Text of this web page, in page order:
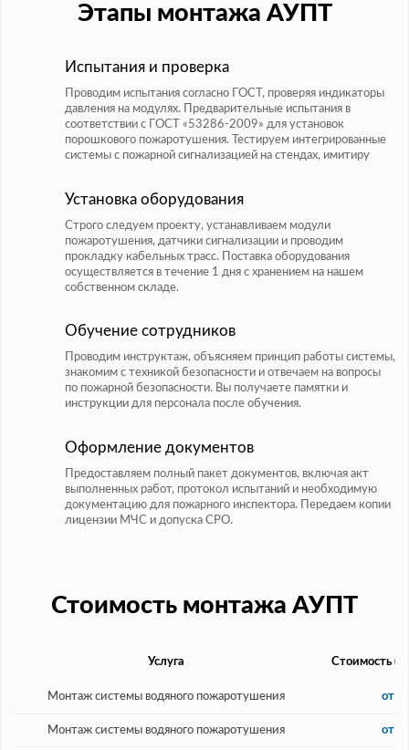
Этапы монтажа АУПТ
Испытания и проверка
Проводим испытания согласно ГОСТ, проверяя индикаторы
давления на модулях. Предварительные испытания в
соответствии с ГОСТ «53286-2009» для установок
порошкового пожаротушения. Тестируем интегрированные
системы с пожарной сигнализацией на стендах, имитиру
Установка оборудования
Строго следуем проекту, устанавливаем модули
пожаротушения, датчики сигнализации и проводим
прокладку кабельных трасс. Поставка оборудования
осуществляется в течение 1 дня с хранением на нашем
собственном складе.
Обучение сотрудников
Проводим инструктаж, объясняем принцип работы системы,
знакомим с техникой безопасности и отвечаем на вопросы
по пожарной безопасности. Вы получаете памятки и
инструкции для персонала после обучения.
Оформление документов
Предоставляем полный пакет документов, включая акт
выполненных работ, протокол испытаний и необходимую
документацию для пожарного инспектора. Передаем копии
лицензии МЧС и допуска СРО.
Стоимость монтажа АУПТ
Услуга Стоимость
Монтаж системы водяного пожаротушения от
Монтаж системы водяного пожаротушения от